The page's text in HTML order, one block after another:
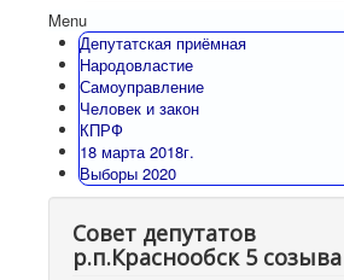
Menu
Депутатская приёмная
Народовластие
Самоуправление
Человек и закон
КПРФ
18 марта 2018г.
Выборы 2020
Совет депутатов
р.п.Краснообск 5 созыва